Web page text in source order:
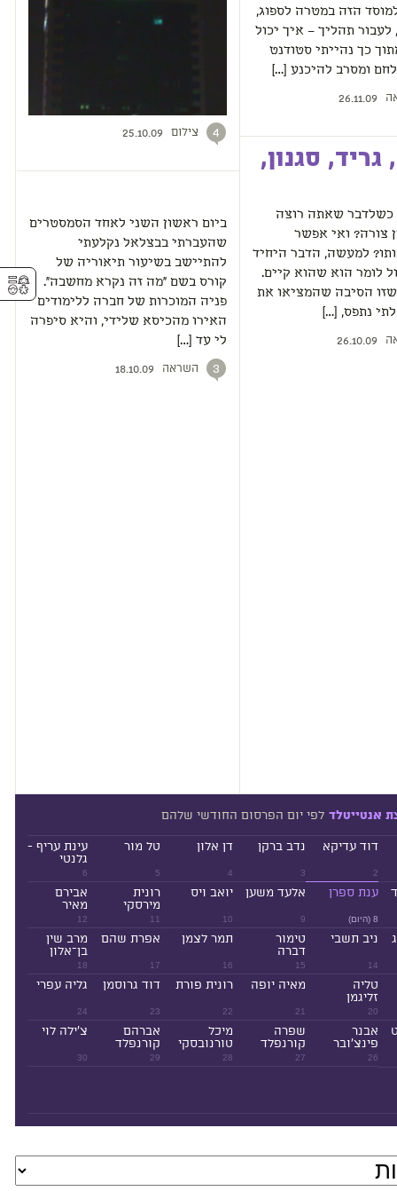
הזה במטרה לספוג,
תהליך – איך יכול
כך נהייתי סטודנט
ומסרב להיכנע […]
26.11.09
גריד, סגנון,
כשלדבר שאתה רוצה
צורה? ואי אפשר
למעשה, הדבר היחיד
לומר הוא שהוא קיים.
שזו הסיבה שהמציאו את
נתפס, […]
26.10.09
4 צילום 25.10.09
ביום ראשון השני לאחד הסמסטרים
שהעברתי בבצלאל נקלעתי
להתיישב בשיעור תיאוריה של
קורס בשם "מה זה נקרא מחשבה".
פניה המוכרות של חברה ללימודים
האירו מהכיסא שלידי, והיא סיפרה
לי עד […]
3 השראה 18.10.09
אנטייטלד לפי יום הפרסום החודשי שלהם
2
דוד עדיקא
3
נדב ברקן
4
דן אלון
5
טל מור
6
עינת עריף -
גלנטי
8 (היום)
ענת ספרן
9
אלעד משען
10
יואב ויס
11
רונית
מירסקי
12
אבירם
מאיר
14
ניב תשבי
15
טימור
דברה
16
תמר לצמן
17
אפרת שהם
18
מרב שין
בן־אלון
20
טליה
זליגמן
21
מאיה יופה
22
רונית פורת
23
דוד גרוסמן
24
גליה עפרי
26
אבנר
פינצ'ובר
27
שפרה
קורנפלד
28
מיכל
טורנובסקי
29
אברהם
קורנפלד
30
צ'ילה לוי
⚥︎